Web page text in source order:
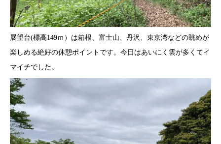
展望台(標高149ｍ）は箱根、富士山、丹沢、東京湾などの眺めが
楽しめる絶好の休憩ポイントです。今日はあいにく雲が多くてイ
マイチでした。